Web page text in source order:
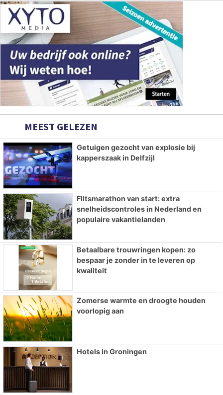
MEEST GELEZEN
Getuigen gezocht van explosie bij
kapperszaak in Delfzijl
Flitsmarathon van start: extra
snelheidscontroles in Nederland en
populaire vakantielanden
Betaalbare trouwringen kopen: zo
bespaar je zonder in te leveren op
kwaliteit
Zomerse warmte en droogte houden
voorlopig aan
Hotels in Groningen